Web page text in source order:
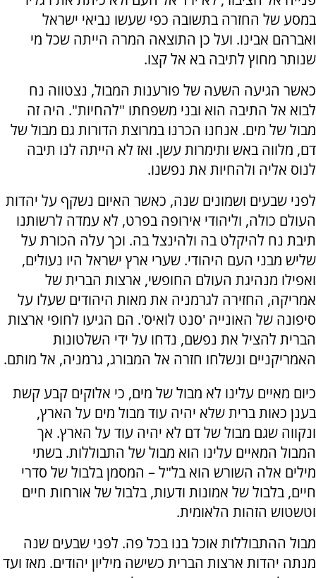
במסע של החזרה בתשובה כפי שעשו נביאי ישראל
ואברהם אבינו. ועל כן התוצאה המרה הייתה שכל מי
שנותר מחוץ לתיבה בא אל קצו.
כאשר הגיעה השעה של פורענות המבול, נצטווה נח
לבוא אל התיבה הוא ובני משפחתו "להחיות". היה זה
מבול של מים. אנחנו הכרנו במרוצת הדורות גם מבול של
דם, מלווה באש ותימרות עשן. ואז לא הייתה לנו תיבה
לנוס אליה ולהחיות את נפשנו.
לפני שבעים ושמונים שנה, כאשר האיום נשקף על יהדות
העולם כולה, וליהודי אירופה בפרט, לא עמדה לרשותנו
תיבת נח להיקלט בה ולהינצל בה. וכך עלה הכורת על
שליש מבני העם היהודי. שערי ארץ ישראל היו נעולים,
ואפילו מנהיגת העולם החופשי, ארצות הברית של
אמריקה, החזירה לגרמניה את מאות היהודים שעלו על
סיפונה של האונייה 'סנט לואיס'. הם הגיעו לחופי ארצות
הברית להציל את נפשם, נדחו על ידי השלטונות
האמריקניים ונשלחו חזרה אל המבורג, גרמניה, אל מותם.
כיום מאיים עלינו לא מבול של מים, כי אלוקים קבע קשת
בענן כאות ברית שלא יהיה עוד מבול מים על הארץ,
ונקווה שגם מבול של דם לא יהיה עוד על הארץ. אך
המבול המאיים עלינו הוא מבול של התבוללות. בשתי
מילים אלה השורש הוא בל"ל – המסמן בלבול של סדרי
חיים, בלבול של אמונות ודעות, בלבול של אורחות חיים
וטשטוש הזהות הלאומית.
מבול ההתבוללות אוכל בנו בכל פה. לפני שבעים שנה
מנתה יהדות ארצות הברית כשישה מיליון יהודים. מאז ועד